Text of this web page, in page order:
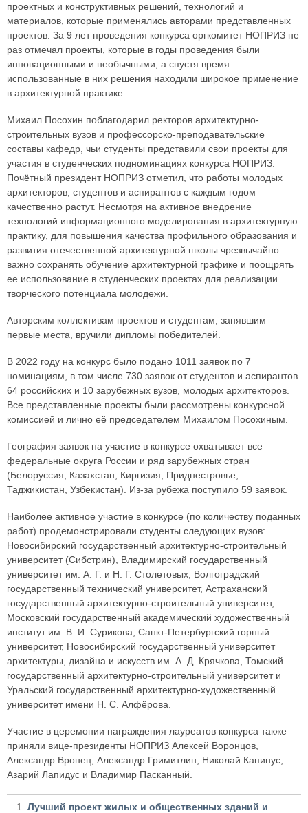
проектных и конструктивных решений, технологий и
материалов, которые применялись авторами представленных
проектов. За 9 лет проведения конкурса оргкомитет НОПРИЗ не
раз отмечал проекты, которые в годы проведения были
инновационными и необычными, а спустя время
использованные в них решения находили широкое применение
в архитектурной практике.
Михаил Посохин поблагодарил ректоров архитектурно-
строительных вузов и профессорско-преподавательские
составы кафедр, чьи студенты представили свои проекты для
участия в студенческих подноминациях конкурса НОПРИЗ.
Почётный президент НОПРИЗ отметил, что работы молодых
архитекторов, студентов и аспирантов с каждым годом
качественно растут. Несмотря на активное внедрение
технологий информационного моделирования в архитектурную
практику, для повышения качества профильного образования и
развития отечественной архитектурной школы чрезвычайно
важно сохранять обучение архитектурной графике и поощрять
ее использование в студенческих проектах для реализации
творческого потенциала молодежи.
Авторским коллективам проектов и студентам, занявшим
первые места, вручили дипломы победителей.
В 2022 году на конкурс было подано 1011 заявок по 7
номинациям, в том числе 730 заявок от студентов и аспирантов
64 российских и 10 зарубежных вузов, молодых архитекторов.
Все представленные проекты были рассмотрены конкурсной
комиссией и лично её председателем Михаилом Посохиным.
География заявок на участие в конкурсе охватывает все
федеральные округа России и ряд зарубежных стран
(Белоруссия, Казахстан, Киргизия, Приднестровье,
Таджикистан, Узбекистан). Из-за рубежа поступило 59 заявок.
Наиболее активное участие в конкурсе (по количеству поданных
работ) продемонстрировали студенты следующих вузов:
Новосибирский государственный архитектурно-строительный
университет (Сибстрин), Владимирский государственный
университет им. А. Г. и Н. Г. Столетовых, Волгоградский
государственный технический университет, Астраханский
государственный архитектурно-строительный университет,
Московский государственный академический художественный
институт им. В. И. Сурикова, Санкт-Петербургский горный
университет, Новосибирский государственный университет
архитектуры, дизайна и искусств им. А. Д. Крячкова, Томский
государственный архитектурно-строительный университет и
Уральский государственный архитектурно-художественный
университет имени Н. С. Алфёрова.
Участие в церемонии награждения лауреатов конкурса также
приняли вице-президенты НОПРИЗ Алексей Воронцов,
Александр Вронец, Александр Гримитлин, Николай Капинус,
Азарий Лапидус и Владимир Пасканный.
Лучший проект жилых и общественных зданий и